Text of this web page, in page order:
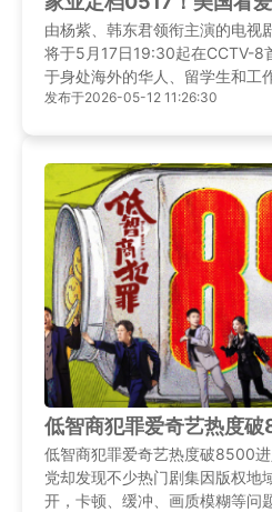
由杨紫、韩东君领衔主演的电视
将于5月17日19:30起在CCTV-8
于身处海外的华人、留学生和工
示——"由于版权限制，您所在的
本文将为你带来《家业》定档
剧，不错过任何精彩剧情。
发布于2026-05-12 11:26:30
低智商犯罪爱奇艺热度
低智商犯罪爱奇艺热度破8500
党却发现不少热门剧集因版权地
开，卡顿、缓冲、画质模糊等问